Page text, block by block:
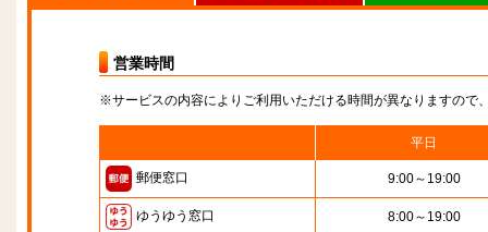
営業時間
※サービスの内容によりご利用いただける時間が異なりますので
平日
郵便窓口 9:00～19:00
ゆうゆう窓口 8:00～19:00